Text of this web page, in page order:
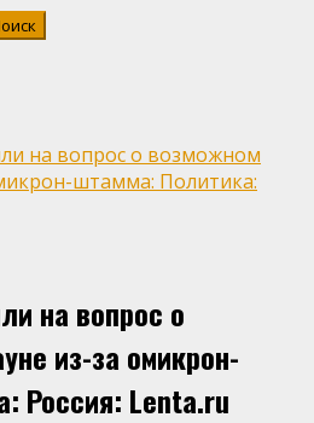
на вопрос о возможном
штамма: Политика:
на вопрос о
из-за омикрон-
Россия: Lenta.ru